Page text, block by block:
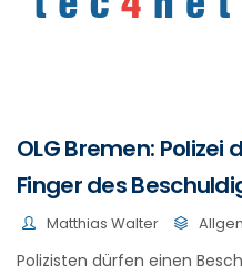
OLG Bremen:
Finger des
Matthias Walter
Polizisten dürfen einen